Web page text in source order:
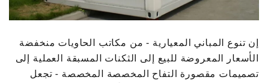
إن تنوع المباني المعيارية - من مكاتب الحاويات منخفضة
الأسعار المعروضة للبيع إلى الثكنات المسبقة العملية إلى
تصميمات مقصورة التفاح المخصصة المخصصة - تجعل